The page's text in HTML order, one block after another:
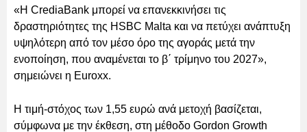
«Η CrediaBank μπορεί να επανεκκινήσει τις
δραστηριότητες της HSBC Malta και να πετύχει ανάπτυξη
υψηλότερη από τον μέσο όρο της αγοράς μετά την
ενοποίηση, που αναμένεται το β΄ τρίμηνο του 2027»,
σημειώνει η Euroxx.
Η τιμή-στόχος των 1,55 ευρώ ανά μετοχή βασίζεται,
σύμφωνα με την έκθεση, στη μέθοδο Gordon Growth